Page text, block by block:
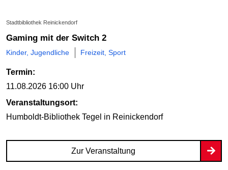
Stadtbibliothek Reinickendorf
Gaming mit der Switch 2
Kinder, Jugendliche Freizeit, Sport
Termin:
11.08.2026 16:00 Uhr
Veranstaltungsort:
Humboldt-Bibliothek Tegel in Reinickendorf
Zur Veranstaltung